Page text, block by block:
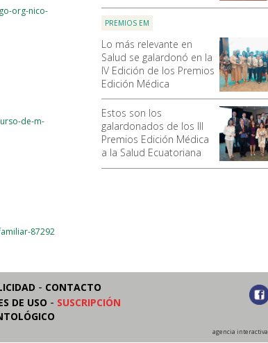
PREMIOS EM
Lo más relevante en
Salud se galardonó en la
IV Edición de los Premios
Edición Médica
Estos son los
galardonados de los III
Premios Edición Médica
a la Salud Ecuatoriana
org-nico-
de-m-
87292
- CONTACTO
DE USO - SUSCRIPCIÓN
agencia interactiva